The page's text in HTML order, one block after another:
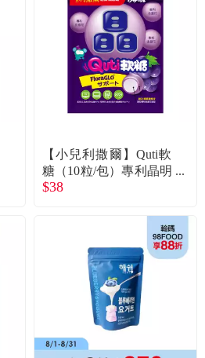
【小兒利撒爾】Quti軟
糖（10粒/包）專利晶明
配方
$38